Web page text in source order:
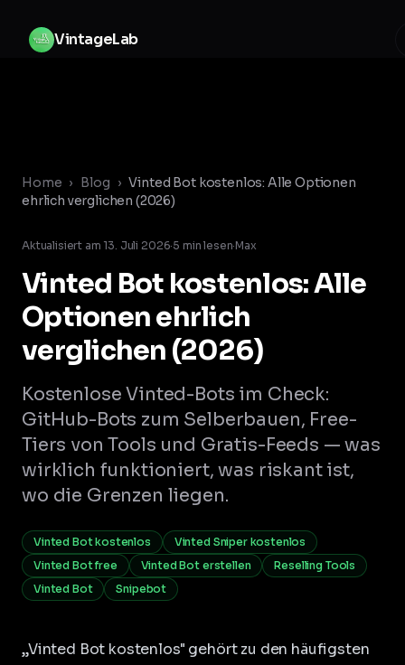
VintageLab
Home › Blog › Vinted Bot kostenlos: Alle Optionen
ehrlich verglichen (2026)
Aktualisiert am 13. Juli 2026·5 min lesen·Max
Vinted Bot kostenlos: Alle
Optionen ehrlich
verglichen (2026)
Kostenlose Vinted-Bots im Check:
GitHub-Bots zum Selberbauen, Free-
Tiers von Tools und Gratis-Feeds — was
wirklich funktioniert, was riskant ist,
wo die Grenzen liegen.
Vinted Bot kostenlos
Vinted Sniper kostenlos
Vinted Bot free
Vinted Bot erstellen
Reselling Tools
Vinted Bot
Snipebot
„Vinted Bot kostenlos" gehört zu den häufigsten